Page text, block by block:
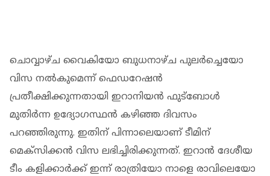
ചൊവ്വാഴ്ച വൈകിയോ ബുധനാഴ്ച പുലർച്ചെയോ
വിസ നൽകുമെന്ന് ഫെഡറേഷൻ
പ്രതീക്ഷിക്കുന്നതായി ഇറാനിയൻ ഫുട്ബോൾ
മുതിർന്ന ഉദ്യോഗസ്ഥൻ കഴിഞ്ഞ ദിവസം
പറഞ്ഞിരുന്നു. ഇതിന് പിന്നാലെയാണ് ടീമിന്
മെക്സിക്കൻ വിസ ലഭിച്ചിരിക്കുന്നത്. ഇറാൻ ദേശീയ
ടീം കളിക്കാർക്ക് ഇന്ന് രാത്രിയോ നാളെ രാവിലെയോ